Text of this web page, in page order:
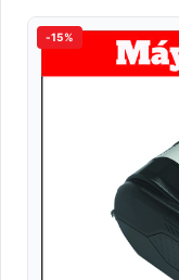
-15%